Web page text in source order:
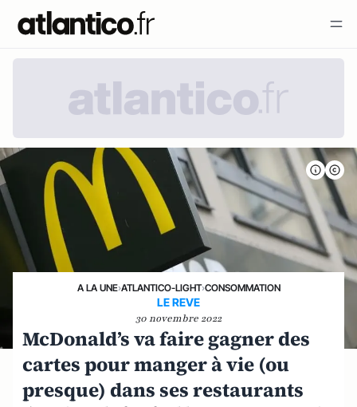
A LA UNE›ATLANTICO-LIGHT›CONSOMMATION
LE REVE
30 novembre 2022
McDonald’s va faire gagner des
cartes pour manger à vie (ou
presque) dans ses restaurants